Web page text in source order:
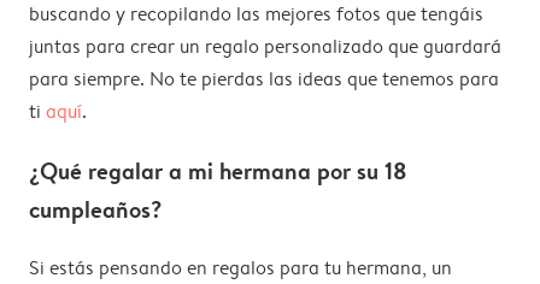
buscando y recopilando las mejores fotos que tengáis
juntas para crear un regalo personalizado que guardará
para siempre. No te pierdas las ideas que tenemos para
ti aquí.
¿Qué regalar a mi hermana por su 18
cumpleaños?
Si estás pensando en regalos para tu hermana, un